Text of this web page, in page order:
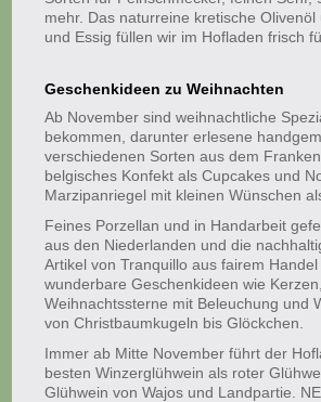
mehr. Das naturreine kretische Olivenöl
und Essig füllen wir im Hofladen frisch
Geschenkideen zu Weihnachten
Ab November sind weihnachtliche
bekommen, darunter erlesene
verschiedenen Sorten aus dem
belgisches Konfekt als Cupcakes und
Marzipanriegel mit kleinen Wünschen
Feines Porzellan und in Handarbeit
aus den Niederlanden und die
Artikel von Tranquillo aus fairem
wunderbare Geschenkideen wie Kerzen,
Weihnachtssterne mit Beleuchung und
von Christbaumkugeln bis Glöckchen.
Immer ab Mitte November führt der
besten Winzerglühwein als roter
Glühwein von Wajos und Landpartie.